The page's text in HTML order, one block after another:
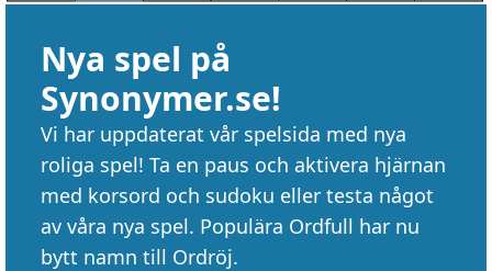
Nya spel på
Synonymer.se!
Vi har uppdaterat vår spelsida med nya
roliga spel! Ta en paus och aktivera hjärnan
med korsord och sudoku eller testa något
av våra nya spel. Populära Ordfull har nu
bytt namn till Ordröj.